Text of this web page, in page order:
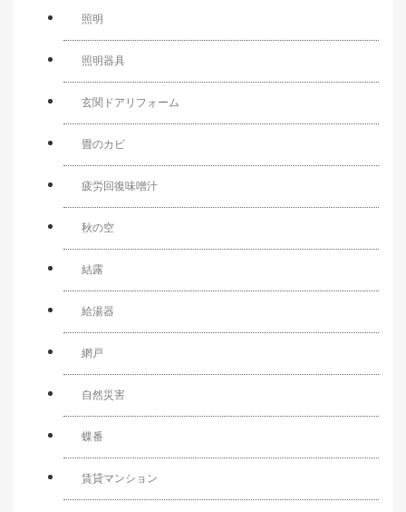
照明
照明器具
玄関ドアリフォーム
畳のカビ
疲労回復味噌汁
秋の空
結露
給湯器
網戸
自然災害
蝶番
賃貸マンション